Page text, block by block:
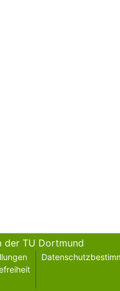
der TU Dortmund